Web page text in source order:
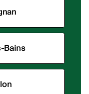
Bains